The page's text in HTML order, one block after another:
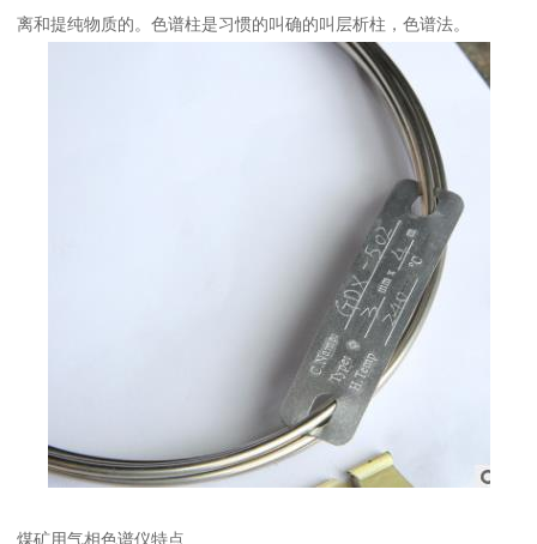
离和提纯物质的。色谱柱是习惯的叫确的叫层析柱，色谱法。
煤矿用气相色谱仪特点